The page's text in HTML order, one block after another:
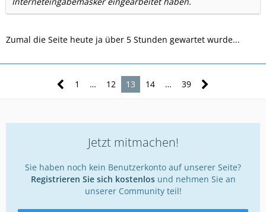
Zumal die Seite heute ja über 5 Stunden gewartet wurde...
1 … 12 13 14 … 39
Jetzt mitmachen!
Sie haben noch kein Benutzerkonto auf unserer Seite?
Registrieren Sie sich kostenlosund nehmen Sie an
unserer Community teil!